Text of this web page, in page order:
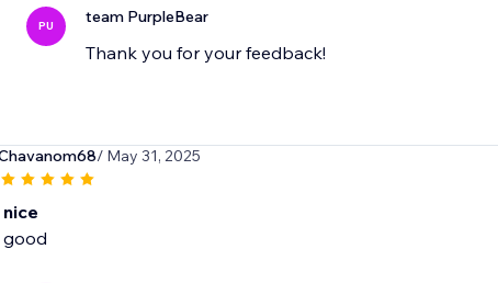
PU team PurpleBear
Thank you for your feedback!
/ May 31, 2025
nice
good